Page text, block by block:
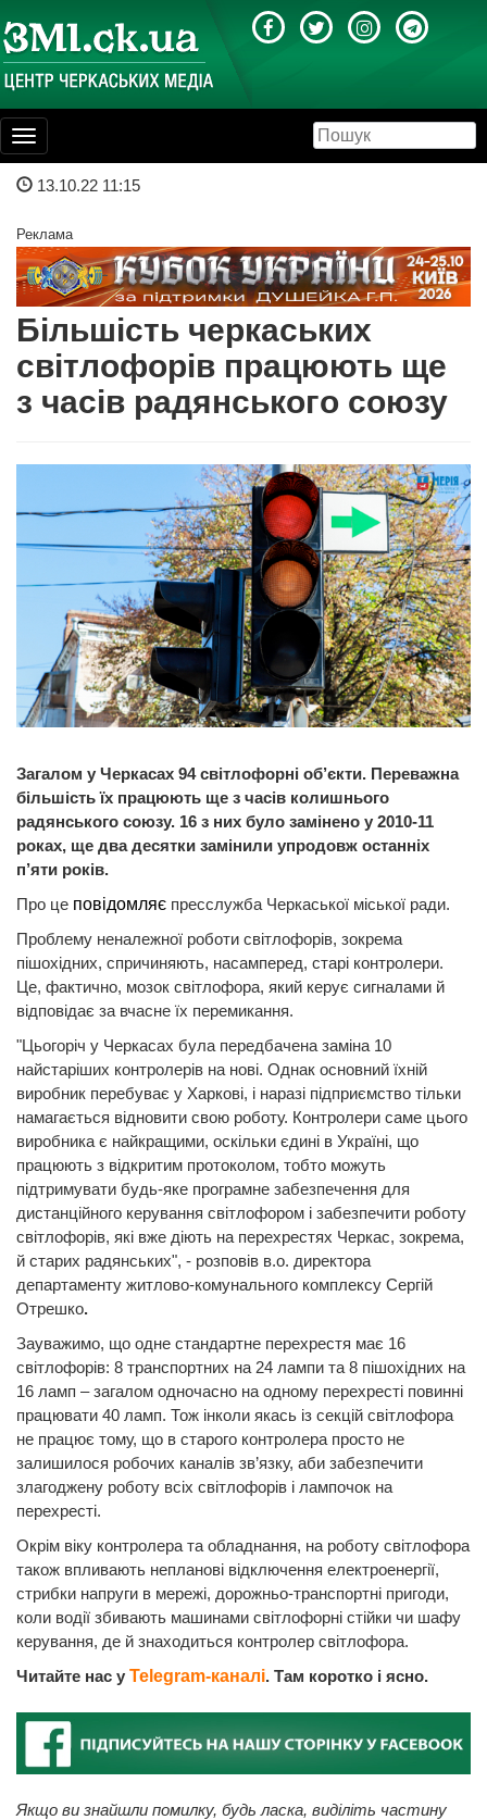
Toggle
navigation
13.10.22 11:15
Реклама
Більшість черкаських
світлофорів працюють ще
з часів радянського союзу
Загалом у Черкасах 94 світлофорні об’єкти. Переважна
більшість їх працюють ще з часів колишнього
радянського союзу. 16 з них було замінено у 2010-11
роках, ще два десятки замінили упродовж останніх
п’яти років.
Про це повідомляє пресслужба Черкаської міської ради.
Проблему неналежної роботи світлофорів, зокрема
пішохідних, спричиняють, насамперед, старі контролери.
Це, фактично, мозок світлофора, який керує сигналами й
відповідає за вчасне їх перемикання.
"Цьогоріч у Черкасах була передбачена заміна 10
найстаріших контролерів на нові. Однак основний їхній
виробник перебуває у Харкові, і наразі підприємство тільки
намагається відновити свою роботу. Контролери саме цього
виробника є найкращими, оскільки єдині в Україні, що
працюють з відкритим протоколом, тобто можуть
підтримувати будь-яке програмне забезпечення для
дистанційного керування світлофором і забезпечити роботу
світлофорів, які вже діють на перехрестях Черкас, зокрема,
й старих радянських", - розповів в.о. директора
департаменту житлово-комунального комплексу Сергій
Отрешко.
Зауважимо, що одне стандартне перехрестя має 16
світлофорів: 8 транспортних на 24 лампи та 8 пішохідних на
16 ламп – загалом одночасно на одному перехресті повинні
працювати 40 ламп. Тож інколи якась із секцій світлофора
не працює тому, що в старого контролера просто не
залишилося робочих каналів зв’язку, аби забезпечити
злагоджену роботу всіх світлофорів і лампочок на
перехресті.
Окрім віку контролера та обладнання, на роботу світлофора
також впливають непланові відключення електроенергії,
стрибки напруги в мережі, дорожньо-транспортні пригоди,
коли водії збивають машинами світлофорні стійки чи шафу
керування, де й знаходиться контролер світлофора.
Читайте нас у Telegram-каналі. Там коротко і ясно.
Якщо ви знайшли помилку, будь ласка, виділіть частину